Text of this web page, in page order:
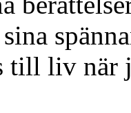
till liv när